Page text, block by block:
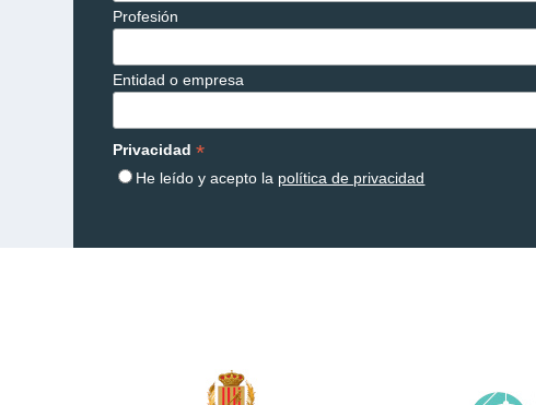
Profesión
Entidad o empresa
Privacidad*
He leído y acepto la política de privacidad